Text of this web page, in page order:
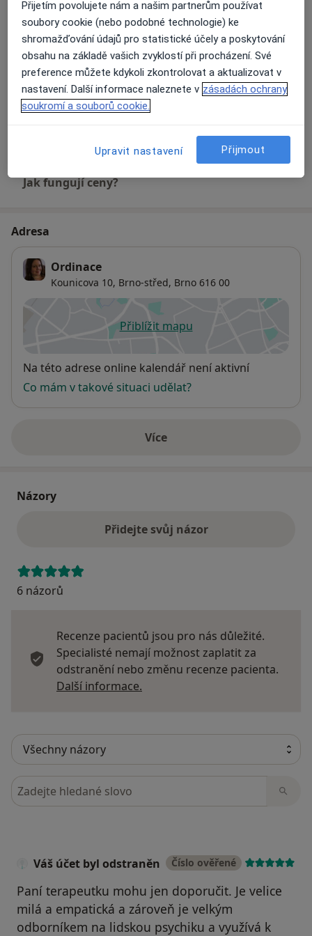
1 000 Kč Detaily
Psychologické vyšetření
Detaily
Psychoterapie
Jak fungují ceny?
Adresa
Ordinace
Kounicova 10, Brno-střed, Brno 616 00
Přiblížit mapuse otevře v nové záložce
Dostupnost
Na této adrese online kalendář není aktivní
Co mám v takové situaci udělat?
Víceo adrese
Názory
Přidejte svůj názor
6 názorů
Recenze pacientů jsou pro nás důležité.
Specialisté nemají možnost zaplatit za
odstranění nebo změnu recenze pacienta.
Další informace.
Hledejte v názorech
Váš účet byl odstraněn Číslo ověřené
Paní terapeutku mohu jen doporučit. Je velice
milá a empatická a zároveň je velkým
odborníkem na lidskou psychiku a využívá k
Přijetím povolujete nám a našim partnerům používat
soubory cookie (nebo podobné technologie) ke
shromažďování údajů pro statistické účely a poskytování
obsahu na základě vašich zvyklostí při procházení. Své
preference můžete kdykoli zkontrolovat a aktualizovat v
nastavení. Další informace naleznete v zásadách ochrany
soukromí a souborů cookie.
Upravit nastavení Přijmout